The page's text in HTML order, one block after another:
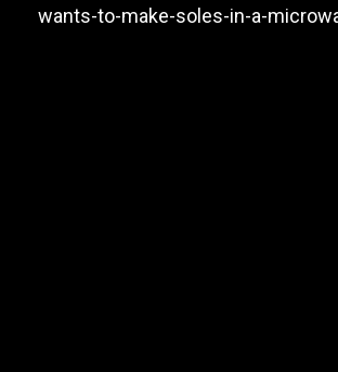
wants-to-make-soles-in-a-